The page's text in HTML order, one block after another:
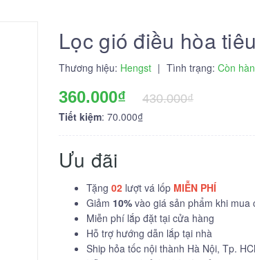
Lọc gió điều hòa
Thương hiệu: Hengst | Tình trạng: Còn
360.000₫
430.000₫
Tiết kiệm: 70.000₫
Ưu đãi
Tặng 02 lượt vá lốp MIỄN PHÍ
Giảm 10% vào giá sản phẩm khi
Miễn phí lắp đặt tại cửa hàng
Hỗ trợ hướng dẫn lắp tại nhà
Ship hỏa tốc nội thành Hà Nội, Tp.